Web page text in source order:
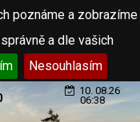
poznáme a zobrazíme
a dle vašich
Nesouhlasím
10. 08.26
06:38